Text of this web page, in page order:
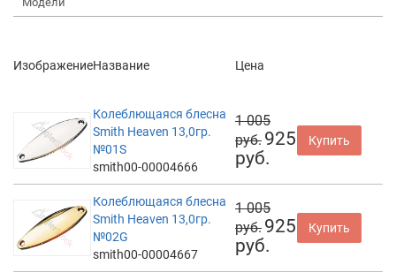
ИзображениеНазвание Цена
Колеблющаяся блесна
Smith Heaven 13,0гр.
№01S
smith00-00004666
1 005
руб. 925
руб.
Купить
Колеблющаяся блесна
Smith Heaven 13,0гр.
№02G
smith00-00004667
1 005
руб. 925
руб.
Купить